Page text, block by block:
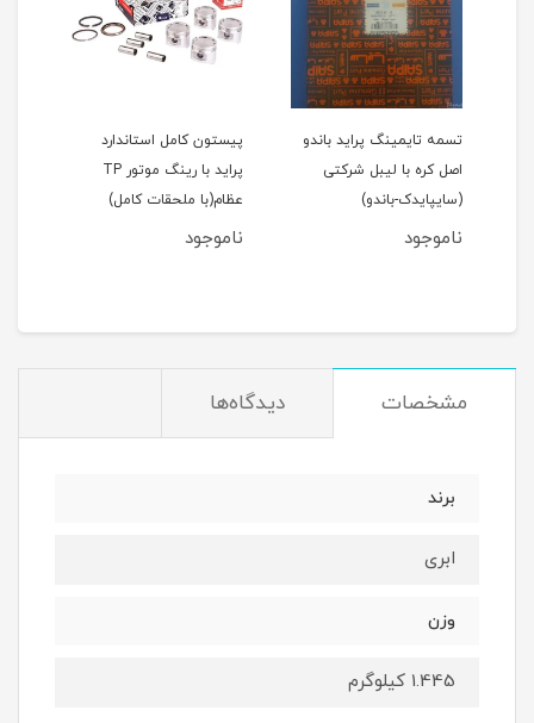
تسمه تایمینگ پراید باندو
اصل کره با لیبل شرکتی
(سایپایدک-باندو)
ناموجود
پیستون کامل استاندارد
پراید با رینگ موتور TP
عظام(با ملحقات کامل)
ناموجود
مشخصات دیدگاه‌ها
برند
ابری
وزن
1.445 کیلوگرم